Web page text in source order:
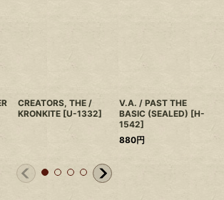
CREATORS, THE /
KRONKITE [U-1332]
V.A. / PAST THE
BASIC (SEALED) [H-
1542]
880円